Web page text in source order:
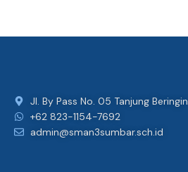
Jl. By Pass No. 05 Tanjung Beringin
+62 823-1154-7692
admin@sman3sumbar.sch.id